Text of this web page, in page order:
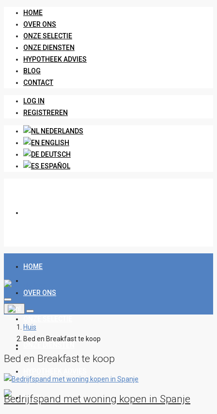
HOME
OVER ONS
ONZE SELECTIE
ONZE DIENSTEN
HYPOTHEEK ADVIES
BLOG
CONTACT
LOG IN
REGISTREREN
NEDERLANDS
ENGLISH
DEUTSCH
ESPAÑOL
HOME
OVER ONS
BLOG
Huis
Bed en Breakfast te koop
Bed en Breakfast te koop
Bedrijfspand met woning kopen in Spanje